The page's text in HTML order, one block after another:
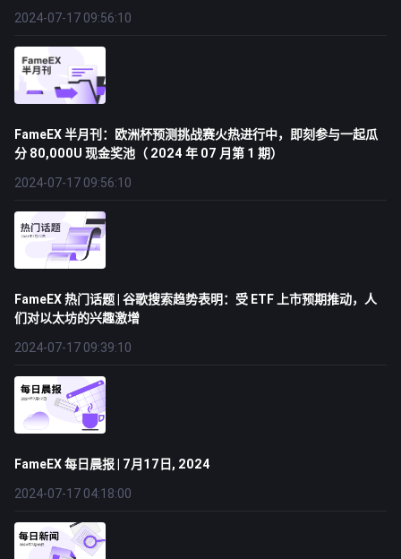
2024-07-17 09:56:10
FameEX 半月刊：欧洲杯预测挑战赛火热进行中，即刻参与一起瓜
分 80,000U 现金奖池（ 2024 年 07 月第 1 期）
2024-07-17 09:56:10
FameEX 热门话题 | 谷歌搜索趋势表明：受 ETF 上市预期推动，人
们对以太坊的兴趣激增
2024-07-17 09:39:10
FameEX 每日晨报 | 7月17日, 2024
2024-07-17 04:18:00